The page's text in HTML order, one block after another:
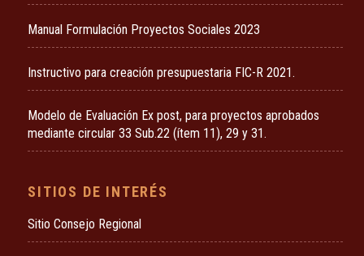
Manual Formulación Proyectos Sociales 2023
Instructivo para creación presupuestaria FIC-R 2021.
Modelo de Evaluación Ex post, para proyectos aprobados
mediante circular 33 Sub.22 (ítem 11), 29 y 31.
SITIOS DE INTERÉS
Sitio Consejo Regional